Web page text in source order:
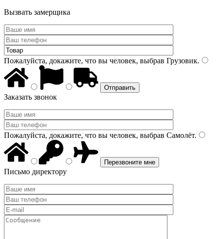
Вызвать замерщика
Пожалуйста, докажите, что вы человек, выбрав Грузовик.
Заказать звонок
Пожалуйста, докажите, что вы человек, выбрав Самолёт.
Письмо директору